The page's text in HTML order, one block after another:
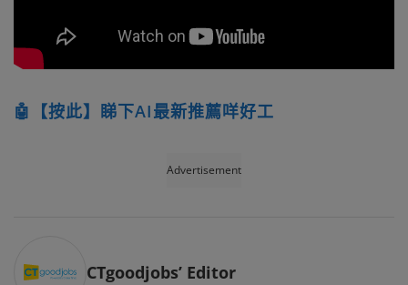
🤖【按此】睇下AI最新推薦咩好工
Advertisement
CTgoodjobs’ Editor